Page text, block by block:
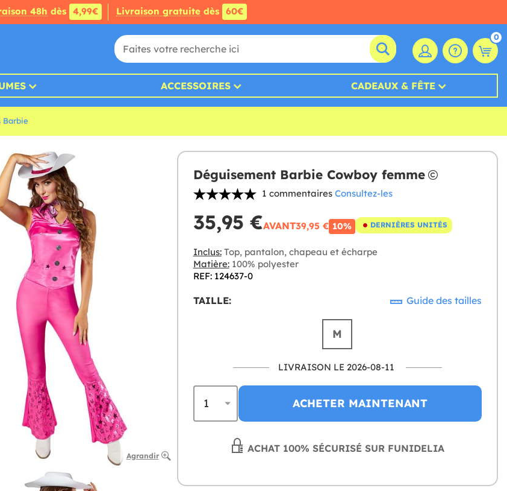
48h dès 4,99€ Livraison gratuite dès 60€
0
ACCESSOIRES CADEAUX & FÊTE
Barbie
Agrandir
Déguisement Barbie Cowboy femme
1 commentaires Consultez-les
35,95 €AVANT39,95 € 10% DERNIÈRES UNITÉS
Inclus:Top, pantalon, chapeau et écharpe
Matière:100% polyester
REF: 124637-0
TAILLE: Guide des tailles
M
LIVRAISON LE 2026-08-11
ACHETER MAINTENANT
ACHAT 100% SÉCURISÉ SUR FUNIDELIA